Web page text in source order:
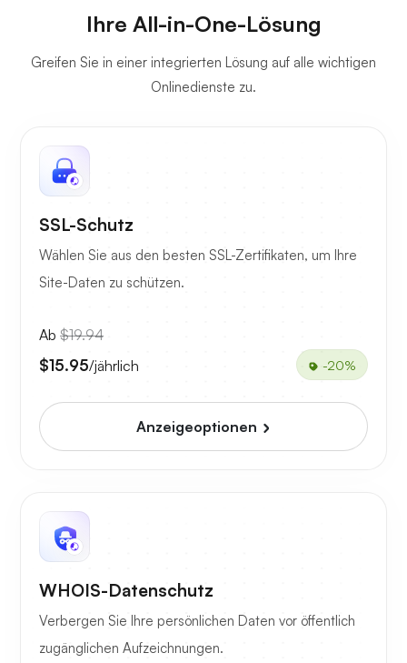
Ihre All-in-One-Lösung
Greifen Sie in einer integrierten Lösung auf alle wichtigen
Onlinedienste zu.
SSL-Schutz
Wählen Sie aus den besten SSL-Zertifikaten, um Ihre
Site-Daten zu schützen.
Ab $19.94
$15.95/jährlich -20%
Anzeigeoptionen
WHOIS-Datenschutz
Verbergen Sie Ihre persönlichen Daten vor öffentlich
zugänglichen Aufzeichnungen.